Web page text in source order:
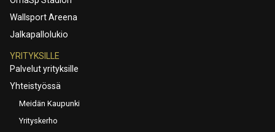
Wallsport Areena
Jalkapallolukio
YRITYKSILLE
Palvelut yrityksille
Yhteistyössä
Meidän Kaupunki
Yrityskerho